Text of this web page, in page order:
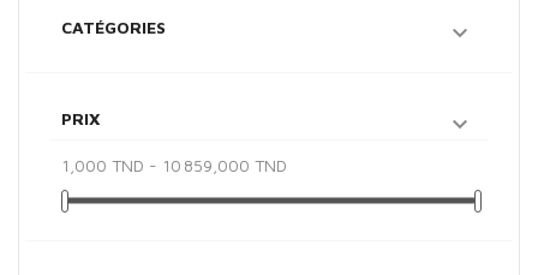
CATÉGORIES 
PRIX 
1,000 TND - 10 859,000 TND